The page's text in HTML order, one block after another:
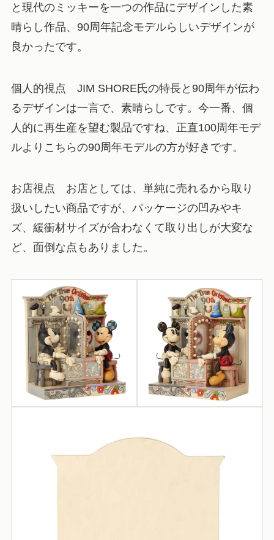
と現代のミッキーを一つの作品にデザインした素
晴らし作品、90周年記念モデルらしいデザインが
良かったです。
個人的視点 JIM SHORE氏の特長と90周年が伝わ
るデザインは一言で、素晴らしです。今一番、個
人的に再生産を望む製品ですね、正直100周年モデ
ルよりこちらの90周年モデルの方が好きです。
お店視点 お店としては、単純に売れるから取り
扱いしたい商品ですが、パッケージの凹みやキ
ズ、緩衝材サイズが合わなくて取り出しが大変な
ど、面倒な点もありました。